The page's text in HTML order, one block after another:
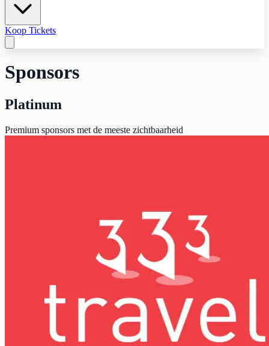
Koop Tickets
Sponsors
Platinum
Premium sponsors met de meeste zichtbaarheid